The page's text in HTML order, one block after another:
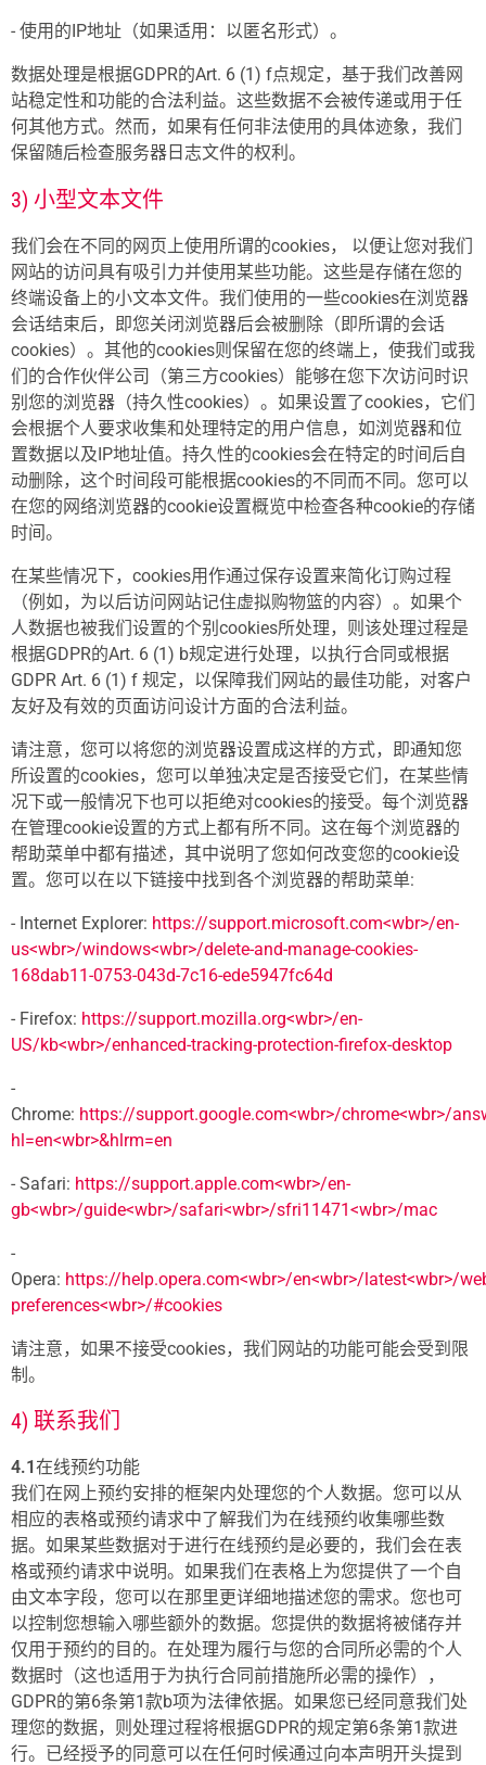
- 使用的IP地址（如果适用：以匿名形式）。
数据处理是根据GDPR的Art. 6 (1) f点规定，基于我们改善网
站稳定性和功能的合法利益。这些数据不会被传递或用于任
何其他方式。然而，如果有任何非法使用的具体迹象，我们
保留随后检查服务器日志文件的权利。
3) 小型文本文件
我们会在不同的网页上使用所谓的cookies， 以便让您对我们
网站的访问具有吸引力并使用某些功能。这些是存储在您的
终端设备上的小文本文件。我们使用的一些cookies在浏览器
会话结束后，即您关闭浏览器后会被删除（即所谓的会话
cookies）。其他的cookies则保留在您的终端上，使我们或我
们的合作伙伴公司（第三方cookies）能够在您下次访问时识
别您的浏览器（持久性cookies）。如果设置了cookies，它们
会根据个人要求收集和处理特定的用户信息，如浏览器和位
置数据以及IP地址值。持久性的cookies会在特定的时间后自
动删除，这个时间段可能根据cookies的不同而不同。您可以
在您的网络浏览器的cookie设置概览中检查各种cookie的存储
时间。
在某些情况下，cookies用作通过保存设置来简化订购过程
（例如，为以后访问网站记住虚拟购物篮的内容）。如果个
人数据也被我们设置的个别cookies所处理，则该处理过程是
根据GDPR的Art. 6 (1) b规定进行处理，以执行合同或根据
GDPR Art. 6 (1) f 规定，以保障我们网站的最佳功能，对客户
友好及有效的页面访问设计方面的合法利益。
请注意，您可以将您的浏览器设置成这样的方式，即通知您
所设置的cookies，您可以单独决定是否接受它们，在某些情
况下或一般情况下也可以拒绝对cookies的接受。每个浏览器
在管理cookie设置的方式上都有所不同。这在每个浏览器的
帮助菜单中都有描述，其中说明了您如何改变您的cookie设
置。您可以在以下链接中找到各个浏览器的帮助菜单:
- Internet Explorer: https://support.microsoft.com<wbr>/en-
us<wbr>/windows<wbr>/delete-and-manage-cookies-
168dab11-0753-043d-7c16-ede5947fc64d
- Firefox: https://support.mozilla.org<wbr>/en-
US/kb<wbr>/enhanced-tracking-protection-firefox-desktop
-
Chrome: https://support.google.com<wbr>/chrome<wbr>/
hl=en<wbr>&hlrm=en
- Safari: https://support.apple.com<wbr>/en-
gb<wbr>/guide<wbr>/safari<wbr>/sfri11471<wbr>/mac
-
Opera: https://help.opera.com<wbr>/en<wbr>/latest<wbr>/
preferences<wbr>/#cookies
请注意，如果不接受cookies，我们网站的功能可能会受到限
制。
4) 联系我们
4.1在线预约功能
我们在网上预约安排的框架内处理您的个人数据。您可以从
相应的表格或预约请求中了解我们为在线预约收集哪些数
据。如果某些数据对于进行在线预约是必要的，我们会在表
格或预约请求中说明。如果我们在表格上为您提供了一个自
由文本字段，您可以在那里更详细地描述您的需求。您也可
以控制您想输入哪些额外的数据。您提供的数据将被储存并
仅用于预约的目的。在处理为履行与您的合同所必需的个人
数据时（这也适用于为执行合同前措施所必需的操作），
GDPR的第6条第1款b项为法律依据。如果您已经同意我们处
理您的数据，则处理过程将根据GDPR的规定第6条第1款进
行。已经授予的同意可以在任何时候通过向本声明开头提到